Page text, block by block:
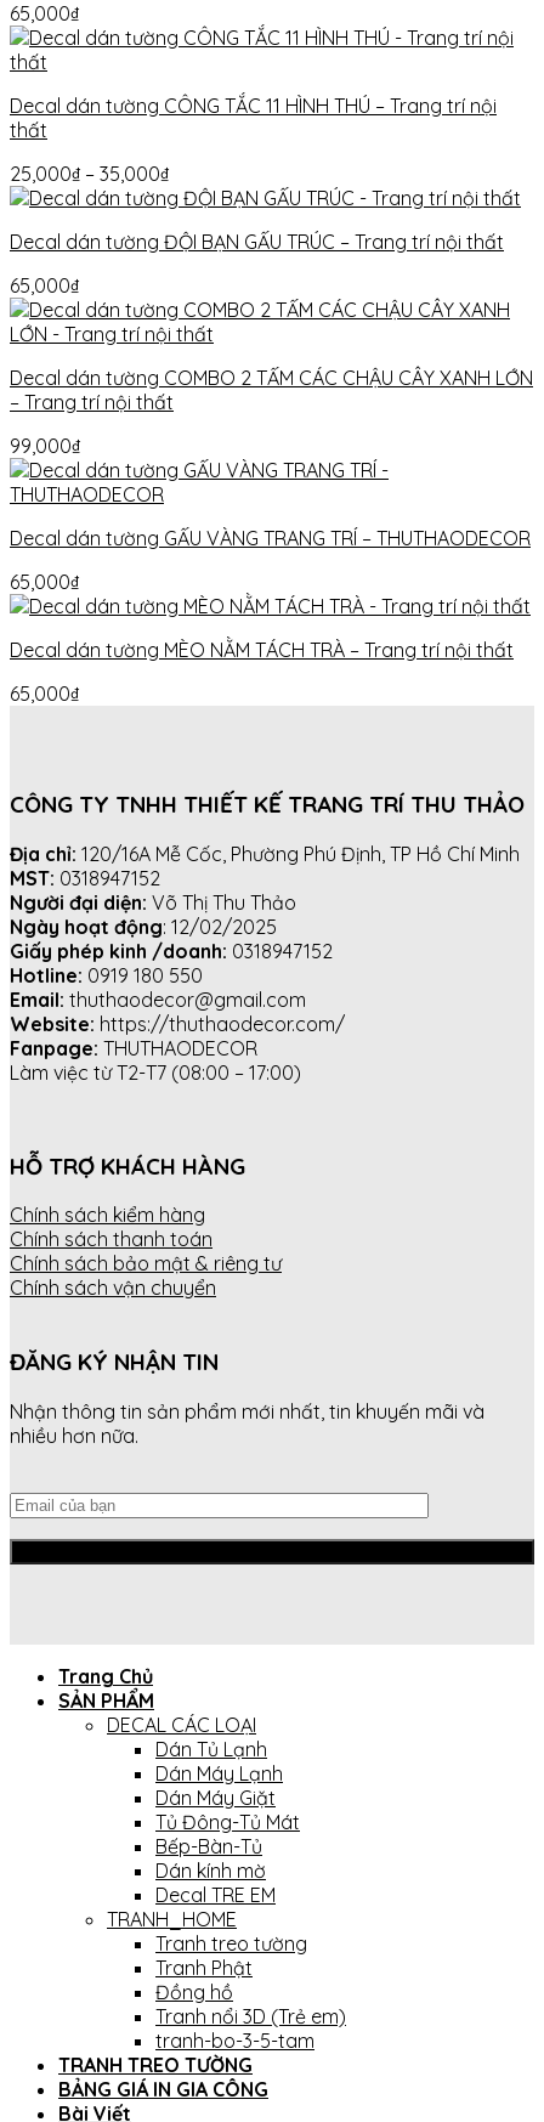
65,000₫
Decal dán tường CÔNG TẮC 11 HÌNH THÚ – Trang trí nội
thất
25,000₫ – 35,000₫
Decal dán tường ĐỘI BẠN GẤU TRÚC – Trang trí nội thất
65,000₫
Decal dán tường COMBO 2 TẤM CÁC CHẬU CÂY XANH LỚN
– Trang trí nội thất
99,000₫
Decal dán tường GẤU VÀNG TRANG TRÍ – THUTHAODECOR
65,000₫
Decal dán tường MÈO NẰM TÁCH TRÀ – Trang trí nội thất
65,000₫
CÔNG TY TNHH THIẾT KẾ TRANG TRÍ THU THẢO
Địa chỉ: 120/16A Mễ Cốc, Phường Phú Định, TP Hồ Chí Minh
MST: 0318947152
Người đại diện: Võ Thị Thu Thảo
Ngày hoạt động: 12/02/2025
Giấy phép kinh /doanh: 0318947152
Hotline: 0919 180 550
Email: thuthaodecor@gmail.com
Website: https://thuthaodecor.com/
Fanpage: THUTHAODECOR
Làm việc từ T2-T7 (08:00 – 17:00)
HỖ TRỢ KHÁCH HÀNG
Chính sách kiểm hàng
Chính sách thanh toán
Chính sách bảo mật & riêng tư
Chính sách vận chuyển
ĐĂNG KÝ NHẬN TIN
Nhận thông tin sản phẩm mới nhất, tin khuyến mãi và
nhiều hơn nữa.
Trang Chủ
SẢN PHẨM
DECAL CÁC LOẠI
Dán Tủ Lạnh
Dán Máy Lạnh
Dán Máy Giặt
Tủ Đông-Tủ Mát
Bếp-Bàn-Tủ
Dán kính mờ
Decal TRE EM
TRANH_HOME
Tranh treo tường
Tranh Phật
Đồng hồ
Tranh nổi 3D (Trẻ em)
tranh-bo-3-5-tam
TRANH TREO TƯỜNG
BẢNG GIÁ IN GIA CÔNG
Bài Viết